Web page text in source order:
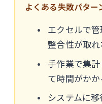
よくある失敗パター
エクセルで
整合性が取れ
手作業で集
て時間がかか
システムに